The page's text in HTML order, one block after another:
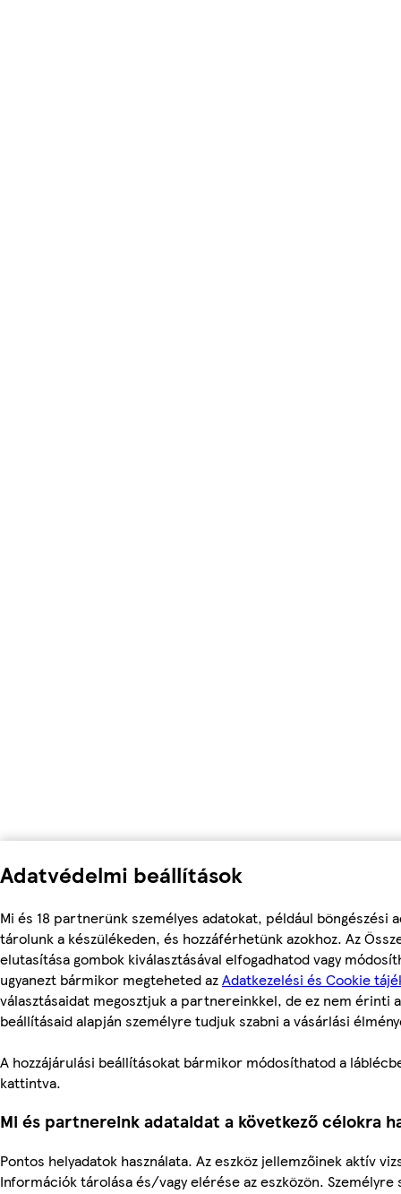
Adatvédelmi beállítások
Mi és 18 partnerünk személyes adatokat, például böngészési
tárolunk a készülékeden, és hozzáférhetünk azokhoz. Az
elutasítása gombok kiválasztásával elfogadhatod vagy
ugyanezt bármikor megteheted azAdatkezelési és Cookie
választásaidat megosztjuk a partnereinkkel, de ez nem érinti
beállításaid alapján személyre tudjuk szabni a vásárlási
A hozzájárulási beállításokat bármikor módosíthatod a
kattintva.
Mi és partnereink adataidat a következő célokra
Pontos helyadatok használata. Az eszköz jellemzőinek aktív
Információk tárolása és/vagy elérése az eszközön.